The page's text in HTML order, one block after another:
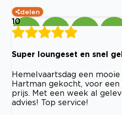
delen
10
Super loungeset en snel
Hemelvaartsdag een
Hartman gekocht, voor
prijs. Met een week al
advies! Top service!